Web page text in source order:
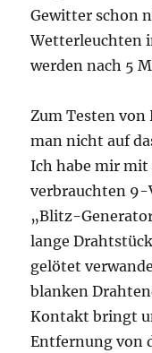
Gewitter schon
Wetterleuchten
werden nach 5
Zum Testen
man nicht auf
Ich habe mir
verbrauchten
„Blitz-
lange
gelötet
blanken
Kontakt bringt
Entfernung von